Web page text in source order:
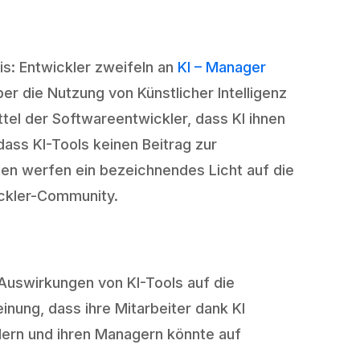
Entwickler zweifeln an KI – Manager
die Nutzung von Künstlicher Intelligenz
der Softwareentwickler, dass KI ihnen
KI-Tools keinen Beitrag zur
werfen ein bezeichnendes Licht auf die
Community.
von KI-Tools auf die
dass ihre Mitarbeiter dank KI
und ihren Managern könnte auf